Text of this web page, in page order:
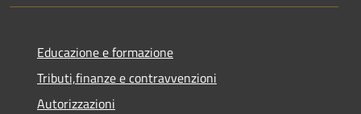
Educazione e formazione
Tributi,finanze e contravvenzioni
Autorizzazioni